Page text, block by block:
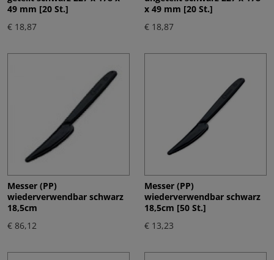
49 mm [20 St.]
€ 18,87
x 49 mm [20 St.]
€ 18,87
Messer (PP)
wiederverwendbar schwarz
18,5cm
€ 86,12
Messer (PP)
wiederverwendbar schwarz
18,5cm [50 St.]
€ 13,23